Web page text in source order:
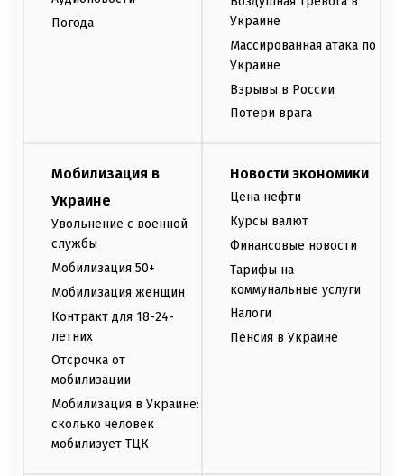
Погода
Украине
Массированная атака по
Украине
Взрывы в России
Потери врага
Мобилизация в
Украине
Увольнение с военной
службы
Мобилизация 50+
Мобилизация женщин
Контракт для 18-24-
летних
Отсрочка от
мобилизации
Мобилизация в Украине:
сколько человек
мобилизует ТЦК
Новости экономики
Цена нефти
Курсы валют
Финансовые новости
Тарифы на
коммунальные услуги
Налоги
Пенсия в Украине